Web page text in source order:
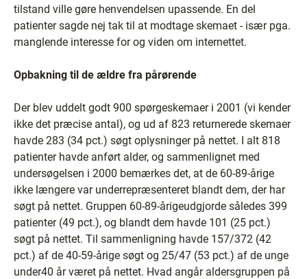
tilstand ville gøre henvendelsen upassende. En del
patienter sagde nej tak til at modtage skemaet - især pga.
manglende interesse for og viden om internettet.
Opbakning til de ældre fra pårørende
Der blev uddelt godt 900 spørgeskemaer i 2001 (vi kender
ikke det præcise antal), og ud af 823 returnerede skemaer
havde 283 (34 pct.) søgt oplysninger på nettet. I alt 818
patienter havde anført alder, og sammenlignet med
undersøgelsen i 2000 bemærkes det, at de 60-89-årige
ikke længere var underrepræsenteret blandt dem, der har
søgt på nettet. Gruppen 60-89-årigeudgjorde således 399
patienter (49 pct.), og blandt dem havde 101 (25 pct.)
søgt på nettet. Til sammenligning havde 157/372 (42
pct.) af de 40-59-årige søgt og 25/47 (53 pct.) af de unge
under40 år været på nettet. Hvad angår aldersgruppen på